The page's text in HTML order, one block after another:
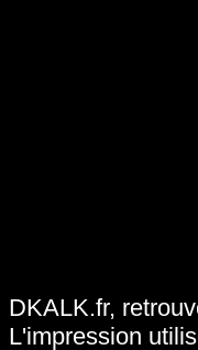
DKALK.fr,
L'impression